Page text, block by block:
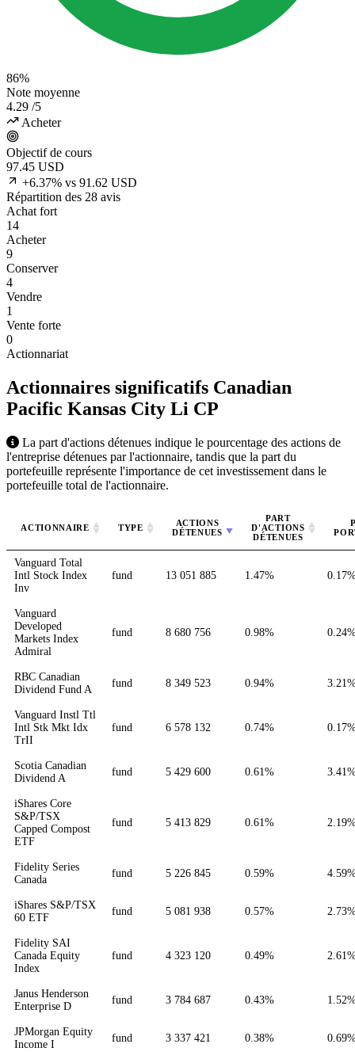
86%
Note moyenne
4.29 /5
Acheter
Objectif de cours
97.45 USD
+6.37% vs 91.62 USD
Répartition des 28 avis
Achat fort
14
Acheter
9
Conserver
4
Vendre
1
Vente forte
0
Actionnariat
Actionnaires significatifs Canadian
Pacific Kansas City Li CP
La part d'actions détenues indique le pourcentage des actions de
l'entreprise détenues par l'actionnaire, tandis que la part du
portefeuille représente l'importance de cet investissement dans le
portefeuille total de l'actionnaire.
ACTIONNAIRE TYPE
ACTIONS
DÉTENUES
PART
D'ACTIONS
DÉTENUES
Vanguard Total
Intl Stock Index
Inv
fund 13 051 885 1.47%
Vanguard
Developed
Markets Index
Admiral
fund 8 680 756 0.98%
RBC Canadian
Dividend Fund A
fund 8 349 523 0.94%
Vanguard Instl Ttl
Intl Stk Mkt Idx
TrII
fund 6 578 132 0.74%
Scotia Canadian
Dividend A
fund 5 429 600 0.61%
iShares Core
S&P/TSX
Capped Compost
ETF
fund 5 413 829 0.61%
Fidelity Series
Canada
fund 5 226 845 0.59%
iShares S&P/TSX
60 ETF
fund 5 081 938 0.57%
Fidelity SAI
Canada Equity
Index
fund 4 323 120 0.49%
Janus Henderson
Enterprise D
fund 3 784 687 0.43%
JPMorgan Equity
Income I
fund 3 337 421 0.38%